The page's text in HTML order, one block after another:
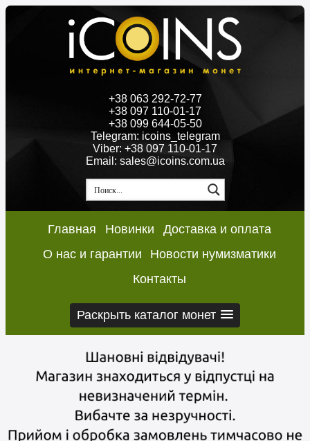
+38 063 292-72-77
+38 097 110-01-17
+38 099 644-05-50
Telegram: icoins_telegram
Viber: +38 097 110-01-17
Email: sales@icoins.com.ua
Главная Новинки
Доставка и оплата
О нас и гарантии
Новости нумизматики
Контакты
Раскрыть каталог монет